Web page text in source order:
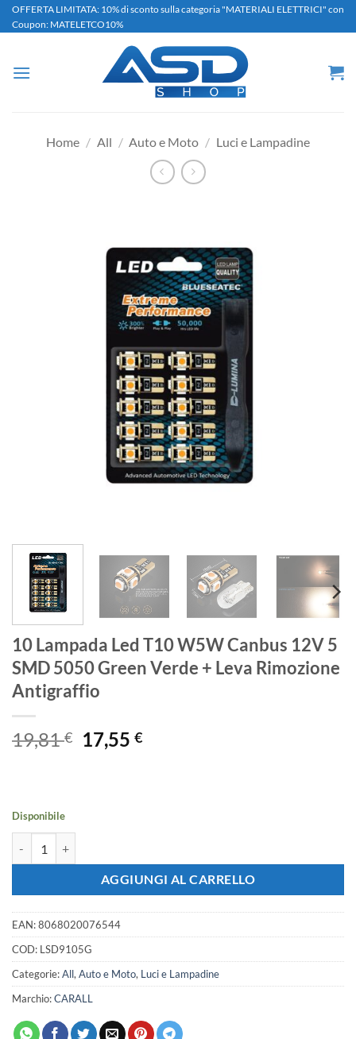
Salta
ai
OFFERTA LIMITATA: 10% di sconto sulla categoria "MATERIALI ELETTRICI" con
Coupon: MATELETCO10%
Home / All / Auto e Moto / Luci e Lampadine
10 Lampada Led T10 W5W Canbus 12V 5
SMD 5050 Green Verde + Leva Rimozione
Antigraffio
19,81€
Il
prezzo
17,55€Il
Disponibile
AGGIUNGI AL CARRELLO
EAN:8068020076544
COD: LSD9105G
Categorie:All, Auto e Moto, Luci e Lampadine
Marchio:CARALL